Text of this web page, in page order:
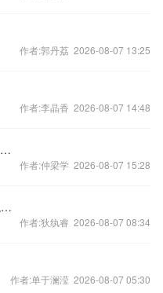
作者:郭丹荔 2026-08-07 13:25
作者:李晶香 2026-08-07 14:48
中方在联大严正回应有关国家涉南海问题错误言论
作者:仲梁学 2026-08-07 15:28
9连胜！国乒8-1击败韩国队，拿下混合团体世界杯冠军
作者:狄纨睿 2026-08-07 08:34
作者:单于澜滢 2026-08-07 05:30